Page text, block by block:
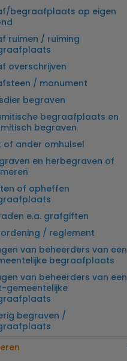
begraafplaats op eigen
ruimen / ruiming
overschrijven
/ monument
begraven
begraafplaats en
begraven
of ander omhulsel
en herbegraven of
of opheffen
e.a. grafgiften
/ reglement
van beheerders van een
begraafplaats
van beheerders van een
gemeentelijke
begraven /